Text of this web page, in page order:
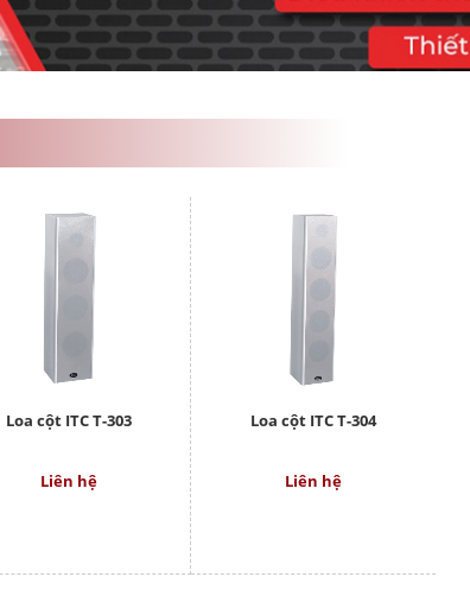
Loa cột ITC T-303
Liên hệ
Loa cột ITC T-304
Liên hệ